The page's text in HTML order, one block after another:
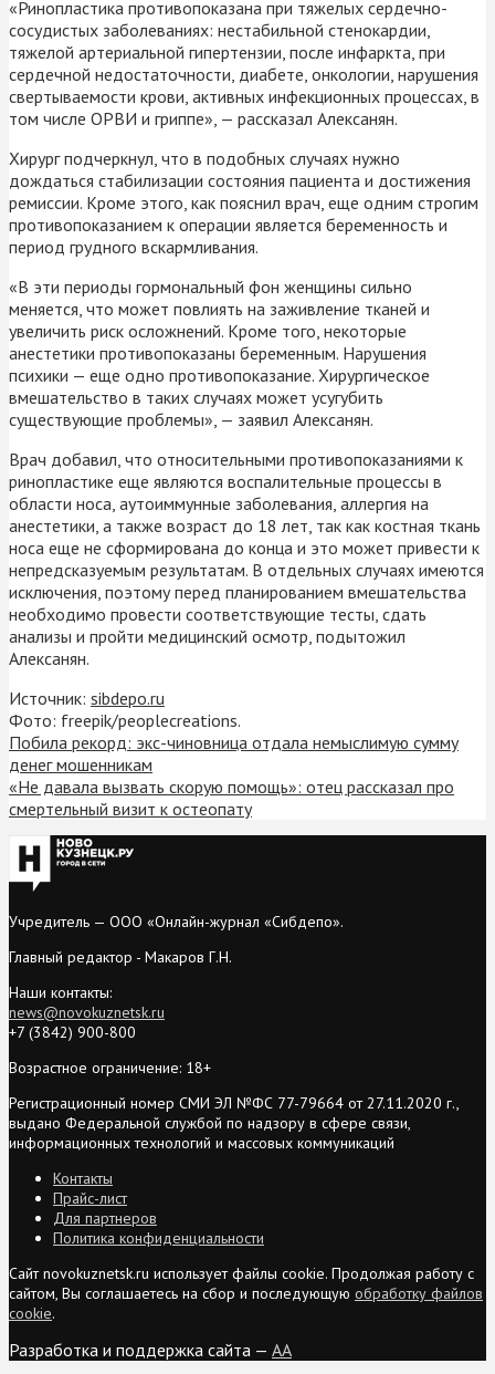
«Ринопластика противопоказана при тяжелых сердечно-
сосудистых заболеваниях: нестабильной стенокардии,
тяжелой артериальной гипертензии, после инфаркта, при
сердечной недостаточности, диабете, онкологии, нарушения
свертываемости крови, активных инфекционных процессах, в
том числе ОРВИ и гриппе», — рассказал Алексанян.
Хирург подчеркнул, что в подобных случаях нужно
дождаться стабилизации состояния пациента и достижения
ремиссии. Кроме этого, как пояснил врач, еще одним строгим
противопоказанием к операции является беременность и
период грудного вскармливания.
«В эти периоды гормональный фон женщины сильно
меняется, что может повлиять на заживление тканей и
увеличить риск осложнений. Кроме того, некоторые
анестетики противопоказаны беременным. Нарушения
психики — еще одно противопоказание. Хирургическое
вмешательство в таких случаях может усугубить
существующие проблемы», — заявил Алексанян.
Врач добавил, что относительными противопоказаниями к
ринопластике еще являются воспалительные процессы в
области носа, аутоиммунные заболевания, аллергия на
анестетики, а также возраст до 18 лет, так как костная ткань
носа еще не сформирована до конца и это может привести к
непредсказуемым результатам. В отдельных случаях имеются
исключения, поэтому перед планированием вмешательства
необходимо провести соответствующие тесты, сдать
анализы и пройти медицинский осмотр, подытожил
Алексанян.
Источник: sibdepo.ru
Фото: freepik/peoplecreations.
Побила рекорд: экс-чиновница отдала немыслимую сумму
денег мошенникам
«Не давала вызвать скорую помощь»: отец рассказал про
смертельный визит к остеопату
Учредитель — ООО «Онлайн-журнал «Сибдепо».
Главный редактор - Макаров Г.Н.
Наши контакты:
news@novokuznetsk.ru
+7 (3842) 900-800
Возрастное ограничение: 18+
Регистрационный номер СМИ ЭЛ №ФС 77-79664 от 27.11.2020 г.,
выдано Федеральной службой по надзору в сфере связи,
информационных технологий и массовых коммуникаций
Контакты
Прайс-лист
Для партнеров
Политика конфиденциальности
Сайт novokuznetsk.ru использует файлы cookie. Продолжая работу с
сайтом, Вы соглашаетесь на сбор и последующую обработку файлов
cookie.
Разработка и поддержка сайта — AA